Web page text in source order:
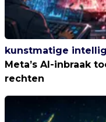
kunstmatige
Meta’s AI-inbraak
rechten